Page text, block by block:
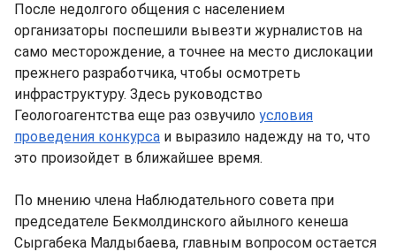
После недолгого общения с населением
организаторы поспешили вывезти журналистов на
само месторождение, а точнее на место дислокации
прежнего разработчика, чтобы осмотреть
инфраструктуру. Здесь руководство
Геологоагентства еще раз озвучило условия
проведения конкурса и выразило надежду на то, что
это произойдет в ближайшее время.
По мнению члена Наблюдательного совета при
председателе Бекмолдинского айылного кенеша
Сыргабека Малдыбаева, главным вопросом остается